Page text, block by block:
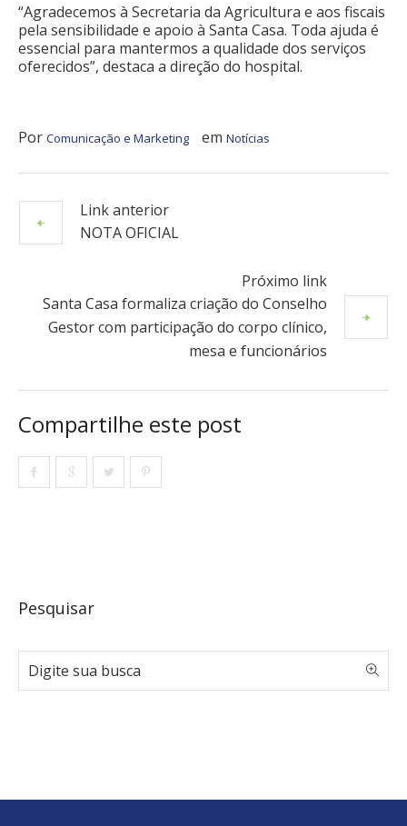
“Agradecemos à Secretaria da Agricultura e aos fiscais
pela sensibilidade e apoio à Santa Casa. Toda ajuda é
essencial para mantermos a qualidade dos serviços
oferecidos”, destaca a direção do hospital.
Por Comunicação e Marketing em Notícias
Link anterior
NOTA OFICIAL
Próximo link
Santa Casa formaliza criação do Conselho
Gestor com participação do corpo clínico,
mesa e funcionários
Compartilhe este post
Pesquisar